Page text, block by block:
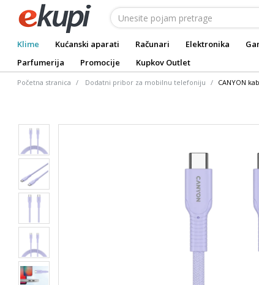
Klime Kućanski aparati Računari Elektronika
Parfumerija
Promocije Kupkov Outlet
Početna stranica Dodatni pribor za mobilnu telefoniju CANYON